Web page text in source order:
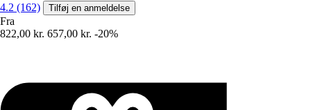
4.2 (162) Tilføj en anmeldelse
Fra
822,00 kr. 657,00 kr. -20%